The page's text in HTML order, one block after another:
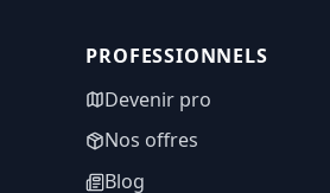
PROFESSIONNELS
Devenir pro
Nos offres
Blog